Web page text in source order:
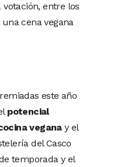
entre los
cena vegana
este año
potencial
veganay el
del Casco
temporada y el